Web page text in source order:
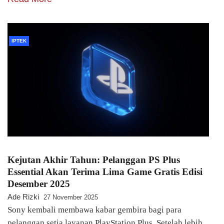
IPTEK
Kejutan Akhir Tahun: Pelanggan PS Plus
Essential Akan Terima Lima Game Gratis Edisi
Desember 2025
Ade Rizki 27 November 2025
Sony kembali membawa kabar gembira bagi para